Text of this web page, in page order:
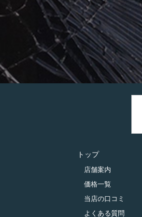
トップ
店舗案内
価格一覧
当店の口コミ
よくある質問